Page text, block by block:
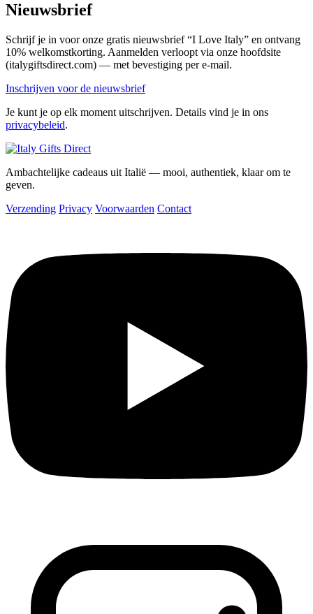
Nieuwsbrief
Schrijf je in voor onze gratis nieuwsbrief “I Love Italy” en ontvang
10% welkomstkorting. Aanmelden verloopt via onze hoofdsite
(italygiftsdirect.com) — met bevestiging per e-mail.
Inschrijven voor de nieuwsbrief
Je kunt je op elk moment uitschrijven. Details vind je in ons
privacybeleid.
Ambachtelijke cadeaus uit Italië — mooi, authentiek, klaar om te
geven.
Verzending Privacy Voorwaarden Contact